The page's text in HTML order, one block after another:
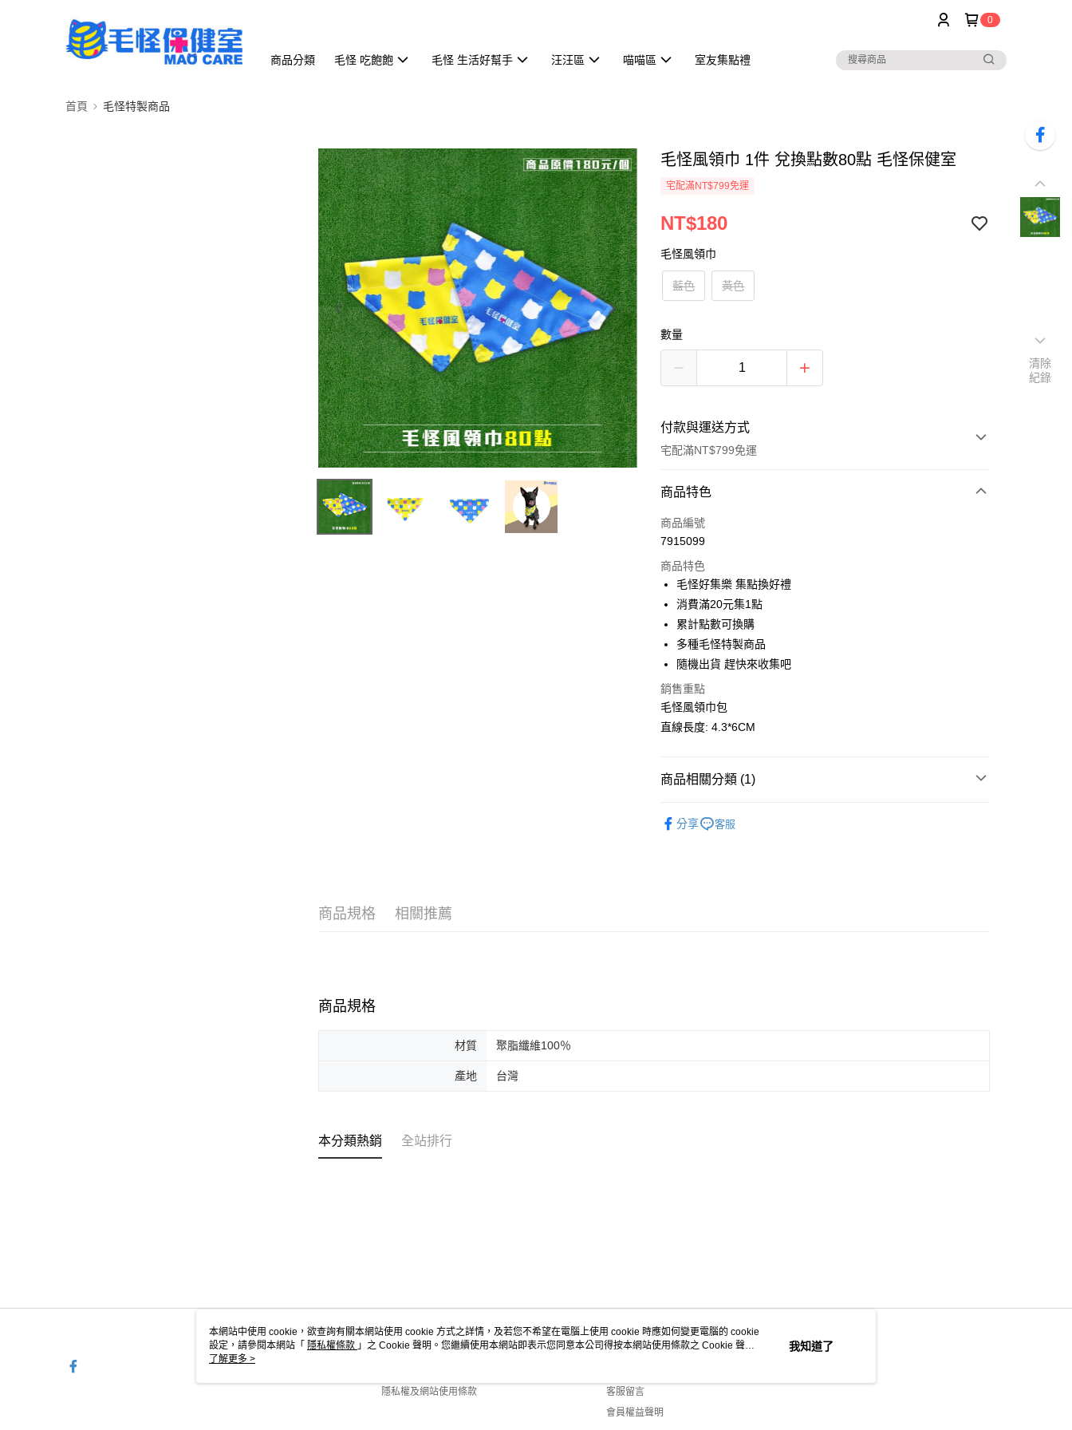
0
商品分類 毛怪 吃飽飽 毛怪 生活好幫手 汪汪區 喵喵區 室友集點禮
首頁 毛怪特製商品
毛怪風領巾 1件 兌換點數80點 毛怪保健室
宅配滿NT$799免運
NT$180
毛怪風領巾
藍色 黃色
數量
付款與運送方式
宅配滿NT$799免運
付款方式
信用卡一次付款
街口支付
悠遊付
貨到付款
運送方式
宅配
貨到付款
商品特色
商品編號
7915099
商品特色
毛怪好集樂 集點換好禮
消費滿20元集1點
累計點數可換購
多種毛怪特製商品
隨機出貨 趕快來收集吧
銷售重點
毛怪風領巾包
直線長度: 4.3*6CM
商品相關分類 (1)
分享
客服
商品規格 相關推薦
商品規格
材質 聚脂纖維100％
產地 台灣
本分類熱銷 全站排行
關於我們
隱私權及網站使用條款
客服資訊
客服留言
會員權益聲明
清除
紀錄
本網站中使用 cookie，欲查詢有關本網站使用 cookie 方式之詳情，及若您不希望在電腦上使用 cookie 時應如何變更電腦的 cookie
設定，請參閱本網站「 隱私權條款 」之 Cookie 聲明。您繼續使用本網站即表示您同意本公司得按本網站使用條款之 Cookie 聲明
使用 cookie。
了解更多 >
我知道了